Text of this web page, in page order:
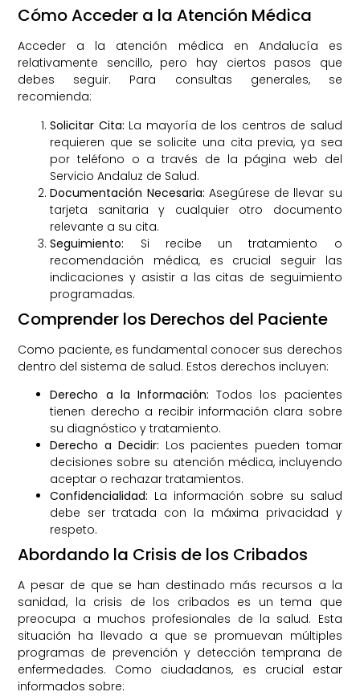
Cómo Acceder a la Atención Médica
Acceder a la atención médica en Andalucía es
relativamente sencillo, pero hay ciertos pasos que
debes seguir. Para consultas generales, se
recomienda:
Solicitar Cita: La mayoría de los centros de salud
requieren que se solicite una cita previa, ya sea
por teléfono o a través de la página web del
Servicio Andaluz de Salud.
Documentación Necesaria: Asegúrese de llevar su
tarjeta sanitaria y cualquier otro documento
relevante a su cita.
Seguimiento: Si recibe un tratamiento o
recomendación médica, es crucial seguir las
indicaciones y asistir a las citas de seguimiento
programadas.
Comprender los Derechos del Paciente
Como paciente, es fundamental conocer sus derechos
dentro del sistema de salud. Estos derechos incluyen:
Derecho a la Información: Todos los pacientes
tienen derecho a recibir información clara sobre
su diagnóstico y tratamiento.
Derecho a Decidir: Los pacientes pueden tomar
decisiones sobre su atención médica, incluyendo
aceptar o rechazar tratamientos.
Confidencialidad: La información sobre su salud
debe ser tratada con la máxima privacidad y
respeto.
Abordando la Crisis de los Cribados
A pesar de que se han destinado más recursos a la
sanidad, la crisis de los cribados es un tema que
preocupa a muchos profesionales de la salud. Esta
situación ha llevado a que se promuevan múltiples
programas de prevención y detección temprana de
enfermedades. Como ciudadanos, es crucial estar
informados sobre: